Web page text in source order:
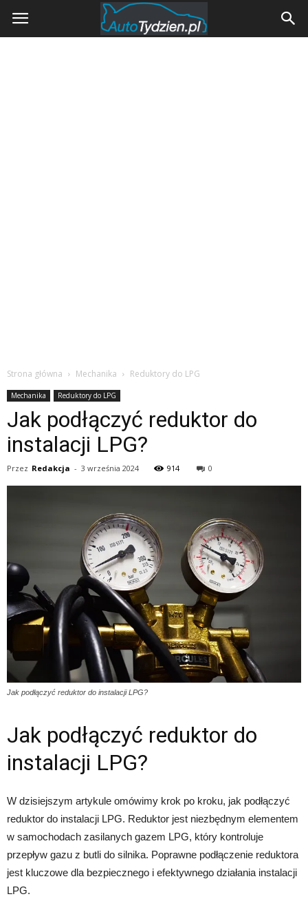
AutoTydzien.pl
Strona główna Mechanika Reduktory do LPG
Mechanika Reduktory do LPG
Jak podłączyć reduktor do
instalacji LPG?
Przez Redakcja - 3 września 2024 914 0
Jak podłączyć reduktor do instalacji LPG?
Jak podłączyć reduktor do
instalacji LPG?
W dzisiejszym artykule omówimy krok po kroku, jak podłączyć
reduktor do instalacji LPG. Reduktor jest niezbędnym elementem
w samochodach zasilanych gazem LPG, który kontroluje
przepływ gazu z butli do silnika. Poprawne podłączenie reduktora
jest kluczowe dla bezpiecznego i efektywnego działania instalacji
LPG.